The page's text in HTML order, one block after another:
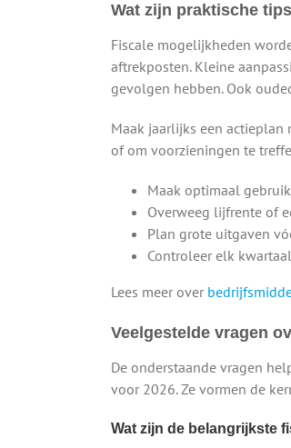
Wat zijn praktische
Fiscale mogelijkheden
aftrekposten. Kleine
gevolgen hebben. Ook
Maak jaarlijks een actieplan
of om voorzieningen te
Maak optimaal
Overweeg lijfrente of
Plan grote uitgaven
Controleer elk
Lees meer over
Veelgestelde vragen
De onderstaande vragen
voor 2026. Ze vormen de
Wat zijn de belangrijkste